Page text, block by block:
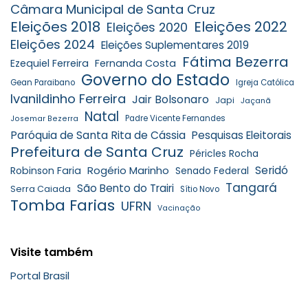
Câmara Municipal de Santa Cruz
Eleições 2018 Eleições 2020 Eleições 2022
Eleições 2024 Eleições Suplementares 2019
Ezequiel Ferreira Fernanda Costa Fátima Bezerra
Gean Paraibano Governo do Estado Igreja Católica
Ivanildinho Ferreira Jair Bolsonaro Japi Jaçanã
Josemar Bezerra Natal Padre Vicente Fernandes
Paróquia de Santa Rita de Cássia Pesquisas Eleitorais
Prefeitura de Santa Cruz Péricles Rocha
Robinson Faria Rogério Marinho Senado Federal Seridó
Serra Caiada São Bento do Trairi Sítio Novo Tangará
Tomba Farias UFRN Vacinação
Visite também
Portal Brasil